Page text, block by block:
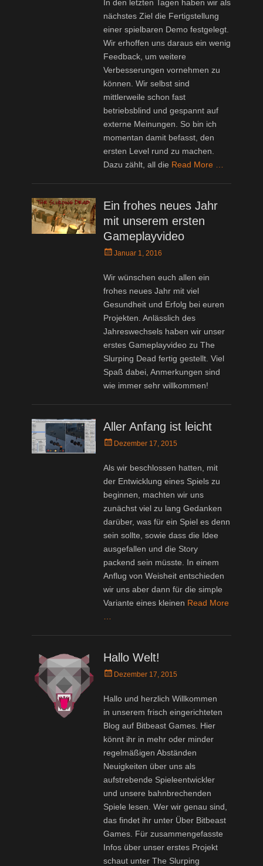
In den letzten Tagen haben wir als
nächstes Ziel die Fertigstellung
einer spielbaren Demo festgelegt.
Wir erhoffen uns daraus ein wenig
Feedback, um weitere
Verbesserungen vornehmen zu
können. Wir selbst sind
mittlerweile schon fast
betriebsblind und gespannt auf
externe Meinungen. So bin ich
momentan damit befasst, den
ersten Level rund zu machen.
Dazu zählt, all die Read More …
Ein frohes neues Jahr
mit unserem ersten
Gameplayvideo
PostedJanuar 1, 2016
Wir wünschen euch allen ein
frohes neues Jahr mit viel
Gesundheit und Erfolg bei euren
Projekten. Anlässlich des
Jahreswechsels haben wir unser
erstes Gameplayvideo zu The
Slurping Dead fertig gestellt. Viel
Spaß dabei, Anmerkungen sind
wie immer sehr willkommen!
Aller Anfang ist leicht
PostedDezember 17, 2015
Als wir beschlossen hatten, mit
der Entwicklung eines Spiels zu
beginnen, machten wir uns
zunächst viel zu lang Gedanken
darüber, was für ein Spiel es denn
sein sollte, sowie dass die Idee
ausgefallen und die Story
packend sein müsste. In einem
Anflug von Weisheit entschieden
wir uns aber dann für die simple
Variante eines kleinen Read More
Hallo Welt!
PostedDezember 17, 2015
Hallo und herzlich Willkommen
in unserem frisch eingerichteten
Blog auf Bitbeast Games. Hier
könnt ihr in mehr oder minder
regelmäßigen Abständen
Neuigkeiten über uns als
aufstrebende Spieleentwickler
und unsere bahnbrechenden
Spiele lesen. Wer wir genau sind,
das findet ihr unter Über Bitbeast
Games. Für zusammengefasste
Infos über unser erstes Projekt
schaut unter The Slurping